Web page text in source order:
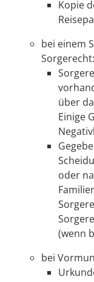
Kopie
bei einem
über
Einige
oder
(wenn
bei